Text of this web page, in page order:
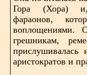
Гора (Хора) и,
фараонов,
воплощениями.
грешникам,
прислушивалась
аристократов и